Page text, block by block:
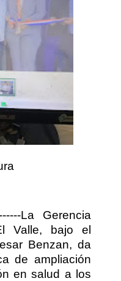
La Gerencia
Valle, bajo el
Benzan, da
de ampliación
en salud a los